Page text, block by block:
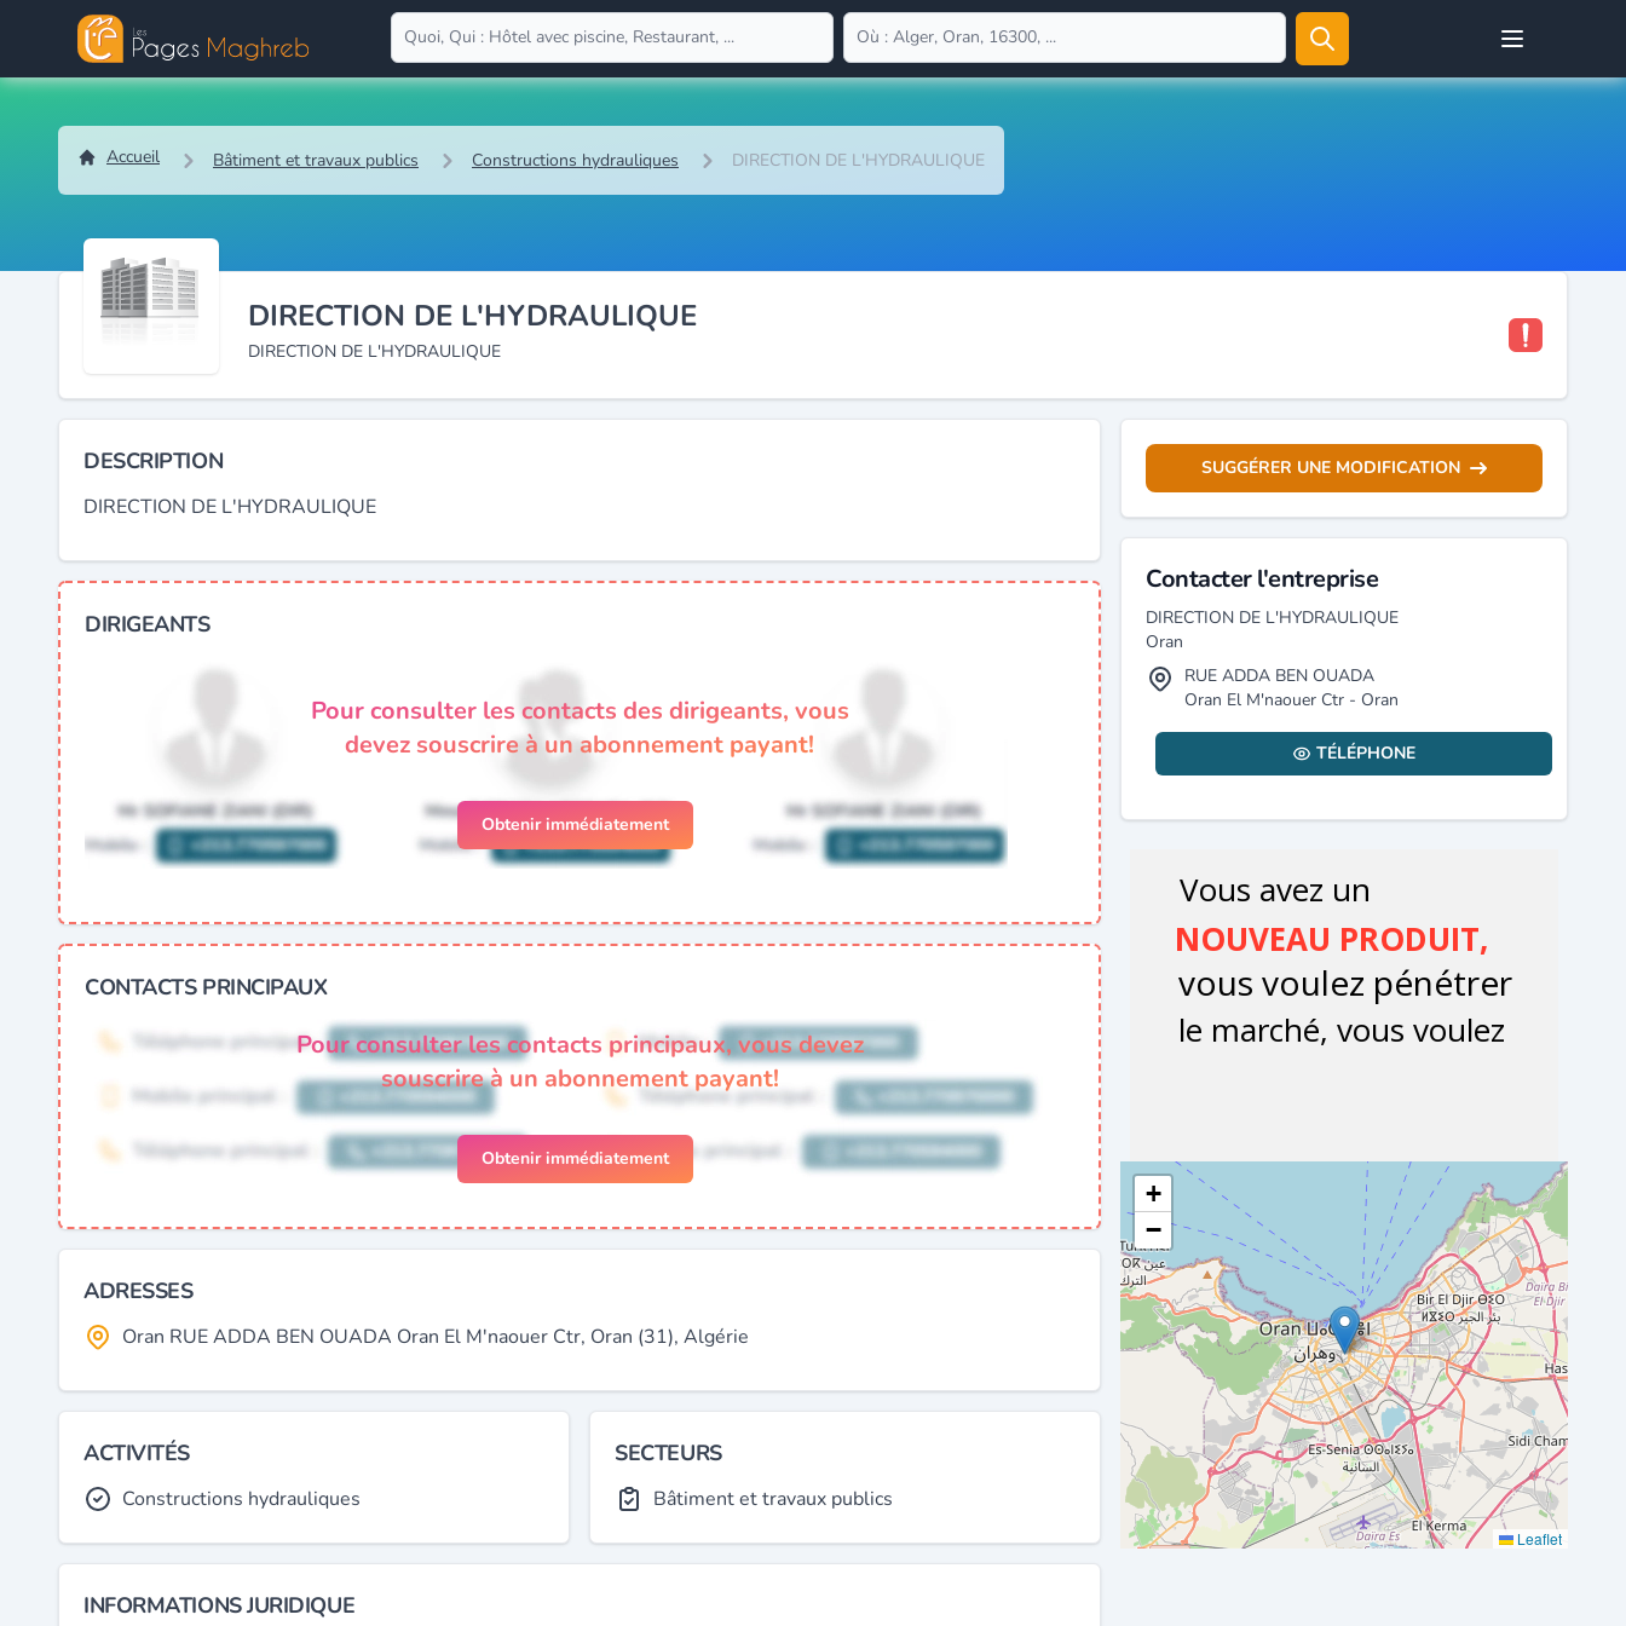
Open user menu
Accueil Bâtiment et travaux publics Constructions hydrauliques DIRECTION DE L'HYDRAULIQUE
DIRECTION DE L'HYDRAULIQUE
DIRECTION DE L'HYDRAULIQUE
DESCRIPTION
DIRECTION DE L'HYDRAULIQUE
DIRIGEANTS
Pour consulter les contacts des dirigeants, vous
devez souscrire à un abonnement payant!
Obtenir immédiatement
CONTACTS PRINCIPAUX
Pour consulter les contacts principaux, vous devez
souscrire à un abonnement payant!
Obtenir immédiatement
ADRESSES
Oran RUE ADDA BEN OUADA Oran El M'naouer Ctr, Oran (31), Algérie
ACTIVITÉS
Constructions hydrauliques
SECTEURS
Bâtiment et travaux publics
INFORMATIONS JURIDIQUE
SUGGÉRER UNE MODIFICATION
Contacter l'entreprise
DIRECTION DE L'HYDRAULIQUE
Oran
RUE ADDA BEN OUADA
Oran El M'naouer Ctr - Oran
TÉLÉPHONE
+
−
Leaflet